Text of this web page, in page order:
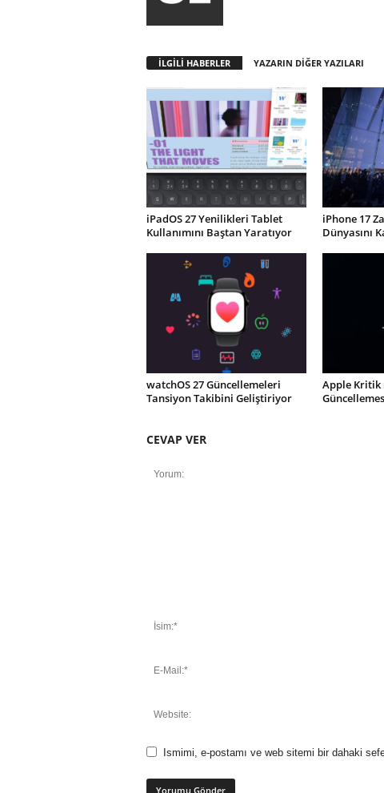
İLGİLİ HABERLER YAZARIN DİĞER YAZILARI
iPadOS 27 Yenilikleri Tablet
Kullanımını Baştan Yaratıyor
iPhone 17
Dünyasını
watchOS 27 Güncellemeleri
Tansiyon Takibini Geliştiriyor
Apple Kritik
CEVAP VER
Ismimi, e-postamı ve web sitemi bir dahaki